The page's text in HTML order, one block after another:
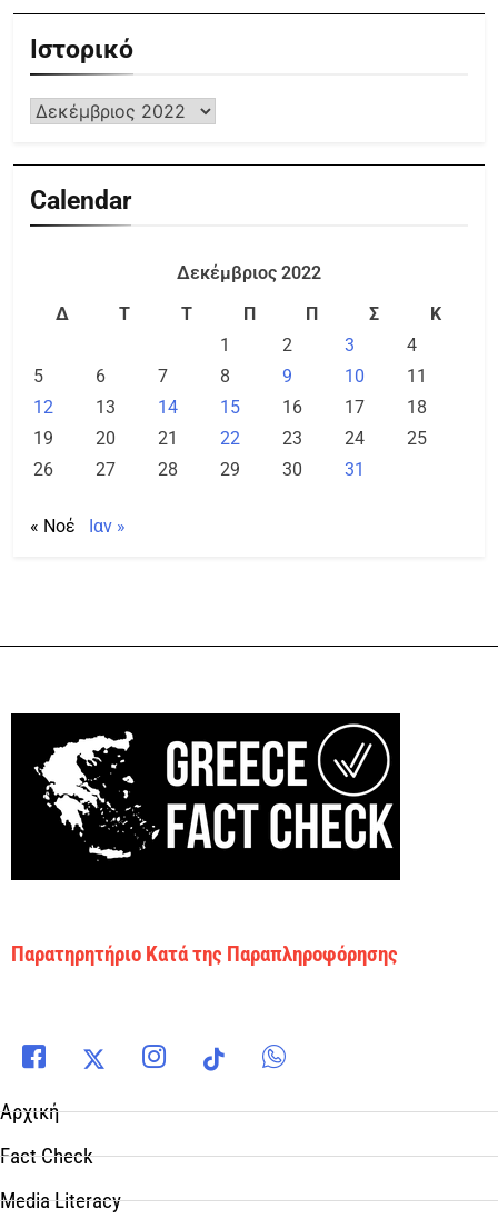
Ιστορικό
Calendar
Δεκέμβριος 2022
Δ
Τ Τ Π Π Σ
Κ
1
2 3
4
5
6 7 8 9 10
11
12
13 14 15 16 17
18
19
20 21 22 23 24
25
26
27 28 29 30 31
« Νοέ Ιαν »
Παρατηρητήριο Κατά της Παραπληροφόρησης
Αρχική
Fact Check
Media Literacy